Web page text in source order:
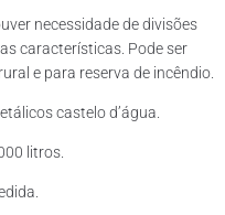
necessidade de divisões
características. Pode ser
e para reserva de incêndio.
castelo d’água.
litros.